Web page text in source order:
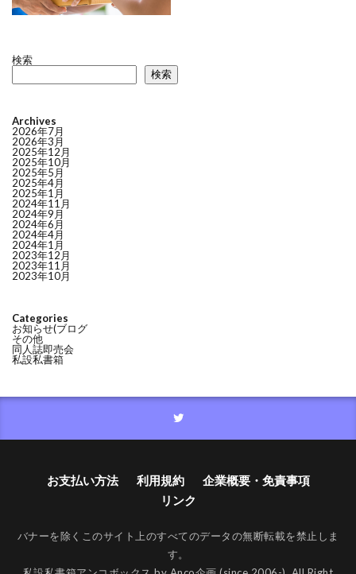
検索
検索
Archives
2026年7月
2026年3月
2025年12月
2025年10月
2025年5月
2025年4月
2025年1月
2024年11月
2024年9月
2024年6月
2024年4月
2024年1月
2023年12月
2023年11月
2023年10月
Categories
お知らせ(ブログ
その他
同人誌即売会
私設私書箱
お支払い方法 利用規約
企業概要・免責事項
リンク
バナーを除くこのサイト上のすべてのデータの無断転載を禁止しま
す。